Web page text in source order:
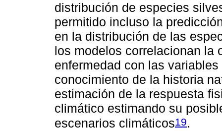
distribución de especies
permitido incluso la
en la distribución de las
los modelos correlacionan la
enfermedad con las
conocimiento de la historia
estimación de la respuesta
climático estimando su
escenarios climáticos19.